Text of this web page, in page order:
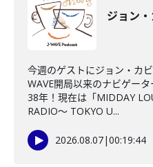
ジョン
今週のゲストにジョン・カ
WAVE開局以来のナビゲー
38年！現在は「MIDDAY
RADIO〜 TOKYO U...
2026.08.07|00:19:44